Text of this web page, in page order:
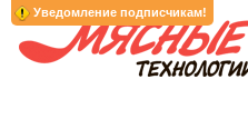
Уведомление подписчикам!